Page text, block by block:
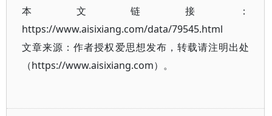
本文链接：
https://www.aisixiang.com/data/79545.html
文章来源：作者授权爱思想发布，转载请注明出处
（https://www.aisixiang.com）。